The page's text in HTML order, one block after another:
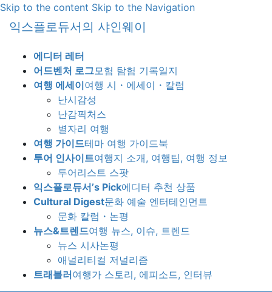
Skip to the content Skip to the Navigation
익스플로듀서의 샤인웨이
에디터 레터
어드벤처 로그모험 탐험 기록일지
여행 에세이여행 시・에세이・칼럼
난시감성
난감픽처스
별자리 여행
여행 가이드테마 여행 가이드북
투어 인사이트여행지 소개, 여행팁, 여행 정보
투어리스트 스팟
익스플로듀서’s Pick에디터 추천 상품
Cultural Digest문화 예술 엔터테인먼트
문화 칼럼・논평
뉴스&트렌드여행 뉴스, 이슈, 트렌드
뉴스 시사논평
애널리티컬 저널리즘
트래블러여행가 스토리, 에피소드, 인터뷰